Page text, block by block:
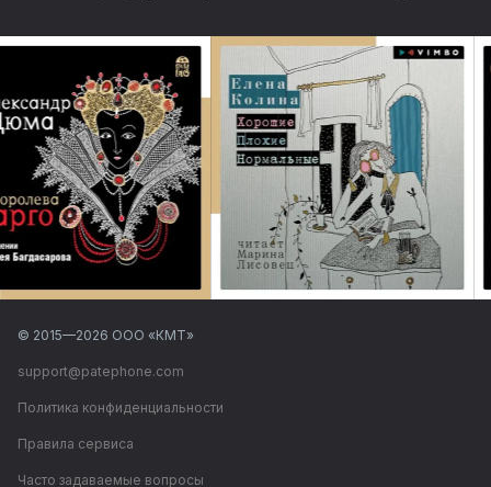
© 2015—2026 ООО «КМТ»
support@patephone.com
Политика конфиденциальности
Правила сервиса
Часто задаваемые вопросы